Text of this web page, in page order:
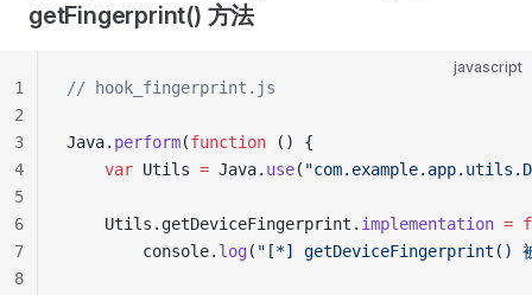
getFingerprint() 方法
javascript
// hook_fingerprint.js
Java. perform(function () {
    var
Utils = Java. use(
    Utils.getDeviceFingerprint.
implementation =
        console.
log ( "[*] getDeviceFingerprint()
1
2
3
4
5
6
7
8